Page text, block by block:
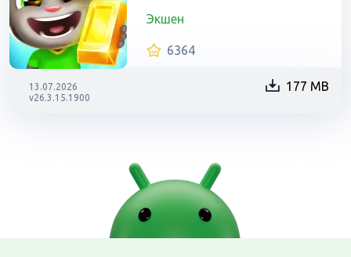
Экшен
6364
13.07.2026
v26.3.15.1900
177 MB